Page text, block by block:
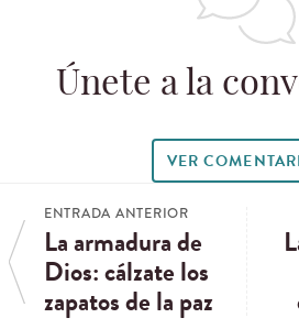
Únete a la
VER
ENTRADA ANTERIOR
La armadura de
Dios: cálzate los
zapatos de la paz